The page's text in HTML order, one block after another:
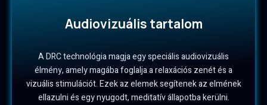
Audiovizuális tartalom
A DRC technológia magja egy speciális audiovizuális
élmény, amely magába foglalja a relaxációs zenét és a
vizuális stimulációt. Ezek az elemek segítenek az elmének
ellazulni és egy nyugodt, meditatív állapotba kerülni.